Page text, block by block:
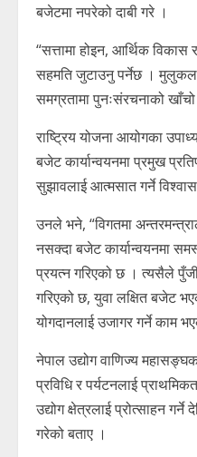
बजेटमा नपरेको दाबी गरे ।
“सत्तामा होइन, आर्थिक विकास
सहमति जुटाउनु पर्नेछ ।
समग्रतामा पुनःसंरचनाको
राष्ट्रिय योजना आयोगका
बजेट कार्यान्वयनमा प्रमुख
सुझावलाई आत्मसात गर्ने
उनले भने, “विगतमा
नसक्दा बजेट कार्यान्वयनमा
प्रयत्न गरिएको छ । त्यसैले
गरिएको छ, युवा लक्षित बजेट
योगदानलाई उजागर गर्ने काम
नेपाल उद्योग वाणिज्य
प्रविधि र पर्यटनलाई
उद्योग क्षेत्रलाई प्रोत्साहन
गरेको बताए ।